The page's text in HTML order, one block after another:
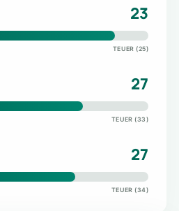
23
TEUER (25)
27
TEUER (33)
27
TEUER (34)